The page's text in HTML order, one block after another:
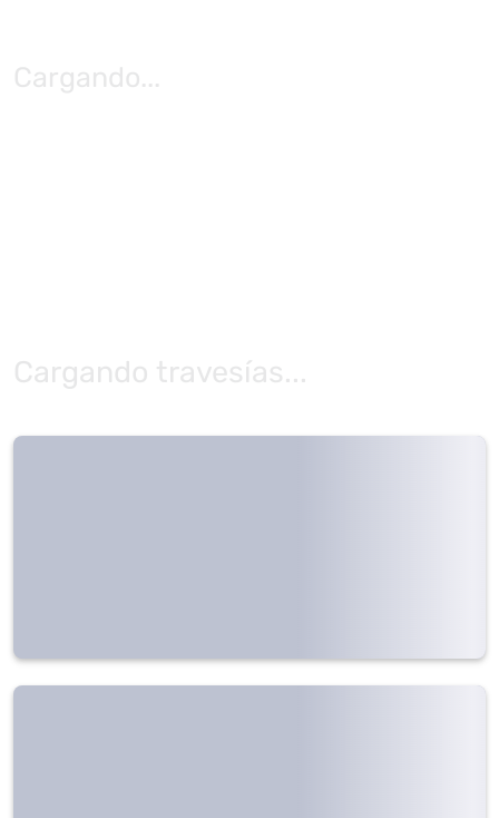
Cargando...
Cargando travesías...